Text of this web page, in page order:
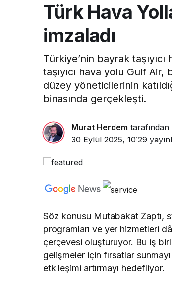
Türk Hava
imzaladı
Türkiye’nin bayrak
taşıyıcı hava yolu Gulf
düzey yöneticilerinin
binasında gerçekleşti.
Murat Herdem tarafından
30 Eylül 2025, 10:29
Söz konusu Mutabakat Zaptı,
programları ve yer hizmetleri
çerçevesi oluşturuyor. Bu iş
gelişmeler için fırsatlar
etkileşimi artırmayı hedefliyor.